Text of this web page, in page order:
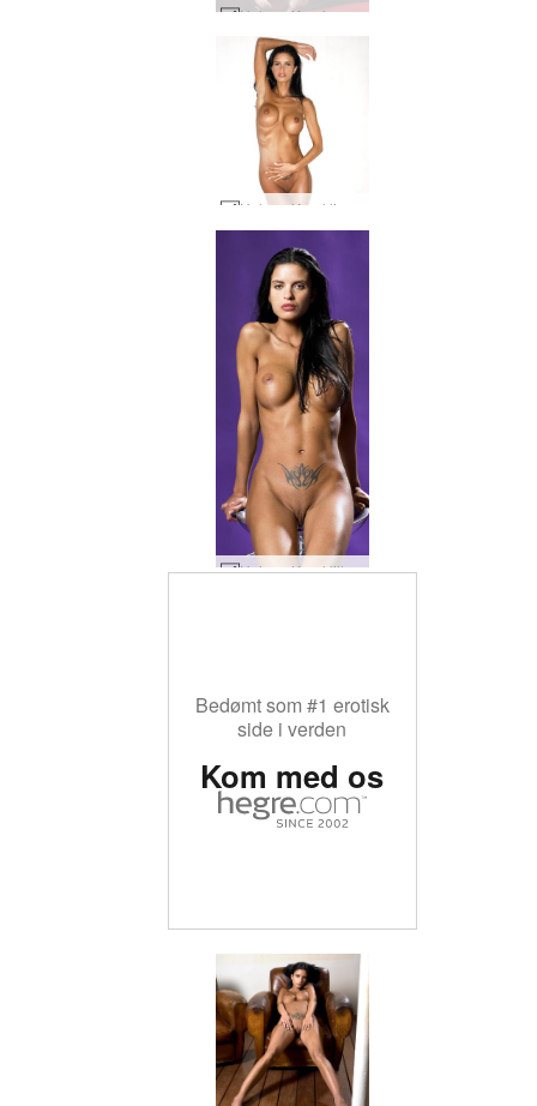
Helena Karel parisisk muse #40
Helena Karel lilla dis #19
Bedømt som #1 erotisk
side i verden
Kom med os